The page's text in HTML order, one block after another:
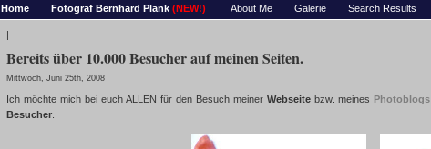
Home Fotograf Bernhard Plank (NEW!) About Me Galerie Search Results
|
Bereits über 10.000 Besucher auf meinen Seiten.
Mittwoch, Juni 25th, 2008
Ich möchte mich bei euch ALLEN für den Besuch meiner Webseite bzw. meines Photoblogs
Besucher